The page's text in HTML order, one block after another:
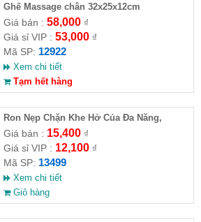
Ghế Massage chân 32x25x12cm
Giá bán : 58,000₫
Giá sỉ VIP : 53,000₫
Mã SP: 12922
Xem chi tiết
Tạm hết hàng
Ron Nẹp Chặn Khe Hở Của Đa Năng,
Chống Côn Trùng( HĐ )
Giá bán : 15,400₫
Giá sỉ VIP : 12,100₫
Mã SP: 13499
Xem chi tiết
Giỏ hàng